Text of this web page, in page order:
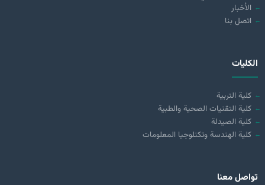
الأخبار
اتصل بنا
الكليات
كلية التربية
كلية التقنيات الصحية والطبية
كلية الصيدلة
كلية الهندسة وتكنلوجيا المعلومات
تواصل معنا